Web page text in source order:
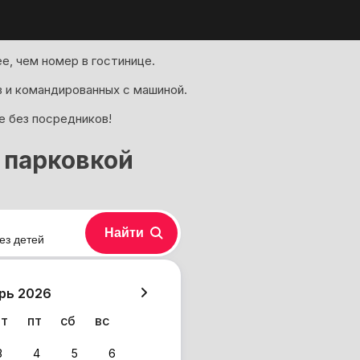
чем номер в гостинице.
командированных с машиной.
без посредников!
2026
пт сб вс
4 5 6
детей Найти